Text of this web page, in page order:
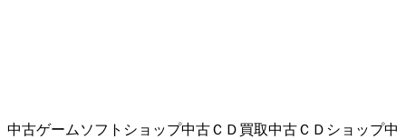
中古ゲームソフトショップ中古ＣＤ買取中古ＣＤショップ中